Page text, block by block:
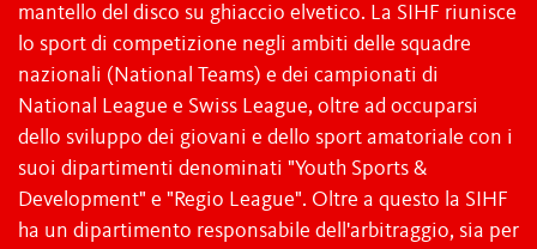
mantello del disco su ghiaccio elvetico. La SIHF riunisce
lo sport di competizione negli ambiti delle squadre
nazionali (National Teams) e dei campionati di
National League e Swiss League, oltre ad occuparsi
dello sviluppo dei giovani e dello sport amatoriale con i
suoi dipartimenti denominati "Youth Sports &
Development" e "Regio League". Oltre a questo la SIHF
ha un dipartimento responsabile dell'arbitraggio, sia per